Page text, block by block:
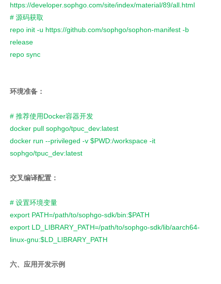
https://developer.sophgo.com/site/index/material/89/all.html
# 源码获取
repo init -u https://github.com/sophgo/sophon-manifest -b
release
repo sync
环境准备：
# 推荐使用Docker容器开发
docker pull sophgo/tpuc_dev:latest
docker run --privileged -v $PWD:/workspace -it
sophgo/tpuc_dev:latest
交叉编译配置：
# 设置环境变量
export PATH=/path/to/sophgo-sdk/bin:$PATH
export LD_LIBRARY_PATH=/path/to/sophgo-sdk/lib/aarch64-
linux-gnu:$LD_LIBRARY_PATH
六、应用开发示例